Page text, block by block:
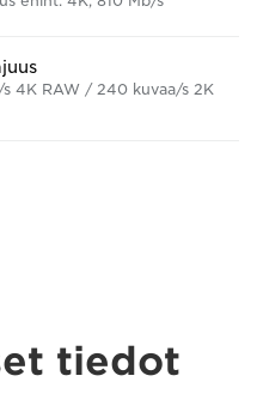
s 4K RAW / 240 kuvaa/s 2K
tiedot